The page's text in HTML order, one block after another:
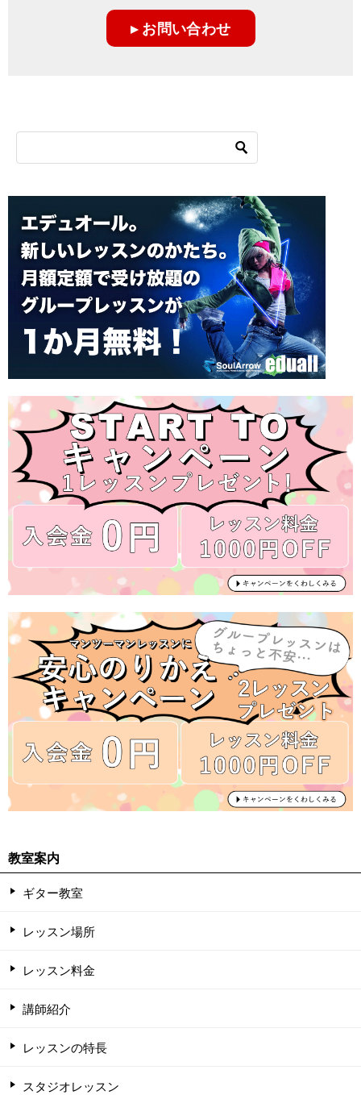
▸ お問い合わせ
教室案内
ギター教室
レッスン場所
レッスン料金
講師紹介
レッスンの特長
スタジオレッスン